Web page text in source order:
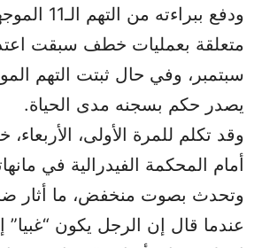
ودفع ببراءته
سبتمبر، وفي حال ثبتت التهم
يصدر حكم بسجنه مدى الحياة.
وقد تكلم للمرة الأولى،
أمام المحكمة الفيدرالية في
وتحدث بصوت منخفض، ما أثار
عندما قال إن الرجل يكون “غبيا”